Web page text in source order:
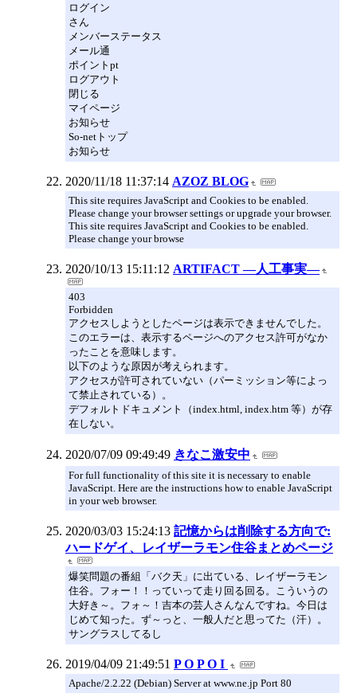
ログイン
さん
メンバーステータス
メール通
ポイントpt
ログアウト
閉じる
マイページ
お知らせ
So-netトップ
お知らせ
2020/11/18 11:37:14 AZOZ BLOG
This site requires JavaScript and Cookies to be enabled.
Please change your browser settings or upgrade your browser.
This site requires JavaScript and Cookies to be enabled.
Please change your browse
2020/10/13 15:11:12 ARTIFACT ―人工事実―
403
Forbidden
アクセスしようとしたページは表示できませんでした。
このエラーは、表示するページへのアクセス許可がなか
ったことを意味します。
以下のような原因が考えられます。
アクセスが許可されていない（パーミッション等によっ
て禁止されている）。
デフォルトドキュメント（index.html, index.htm 等）が存
在しない。
2020/07/09 09:49:49 きなこ激安中
For full functionality of this site it is necessary to enable
JavaScript. Here are the instructions how to enable JavaScript
in your web browser.
2020/03/03 15:24:13 記憶からは削除する方向で:
ハードゲイ、レイザーラモン住谷まとめページ
爆笑問題の番組「バク天」に出ている、レイザーラモン
住谷。フォー！！っていって走り回る回る。こういうの
大好き～。フォ～！吉本の芸人さんなんですね。今日は
じめて知った。ず～っと、一般人だと思ってた（汗）。
サングラスしてるし
2019/04/09 21:49:51 P O P O I
Apache/2.2.22 (Debian) Server at www.ne.jp Port 80